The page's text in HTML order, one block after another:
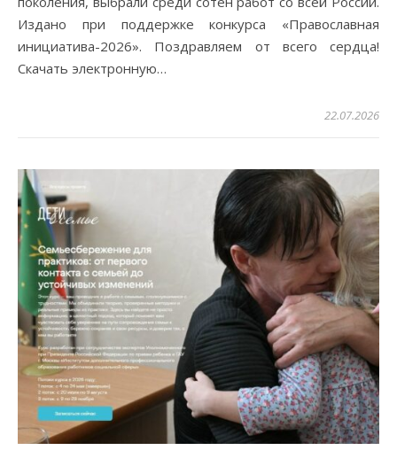
Издано при поддержке конкурса «Православная
инициатива-2026». Поздравляем от всего сердца!
Скачать электронную…
22.07.2026